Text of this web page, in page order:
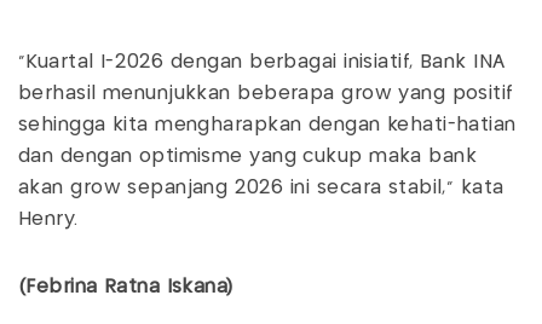
“Kuartal I-2026 dengan berbagai inisiatif, Bank INA
berhasil menunjukkan beberapa grow yang positif
sehingga kita mengharapkan dengan kehati-hatian
dan dengan optimisme yang cukup maka bank
akan grow sepanjang 2026 ini secara stabil,” kata
Henry.
(Febrina Ratna Iskana)